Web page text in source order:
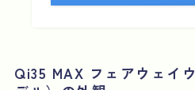
Qi35 MAX フェアウェイ